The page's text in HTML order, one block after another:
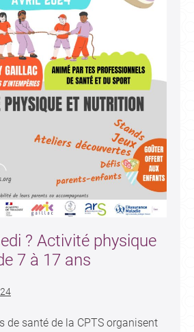
? Activité physique
7 à 17 ans
de santé de la CPTS organisent